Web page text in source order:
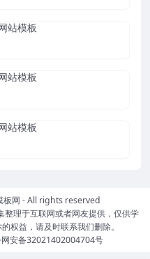
站模板
站模板
站模板
板网 - All rights reserved
理于互联网或者网友提供，仅供学
权益，请及时联系我们删除。
安备32021402004704号